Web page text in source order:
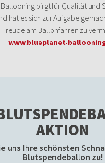
birgt für Qualität und
hat es sich zur Aufgabe
Freude am Ballonfahren zu
www.blueplanet-
AKTION
uns Ihre schönsten
Blutspendeballon zu!